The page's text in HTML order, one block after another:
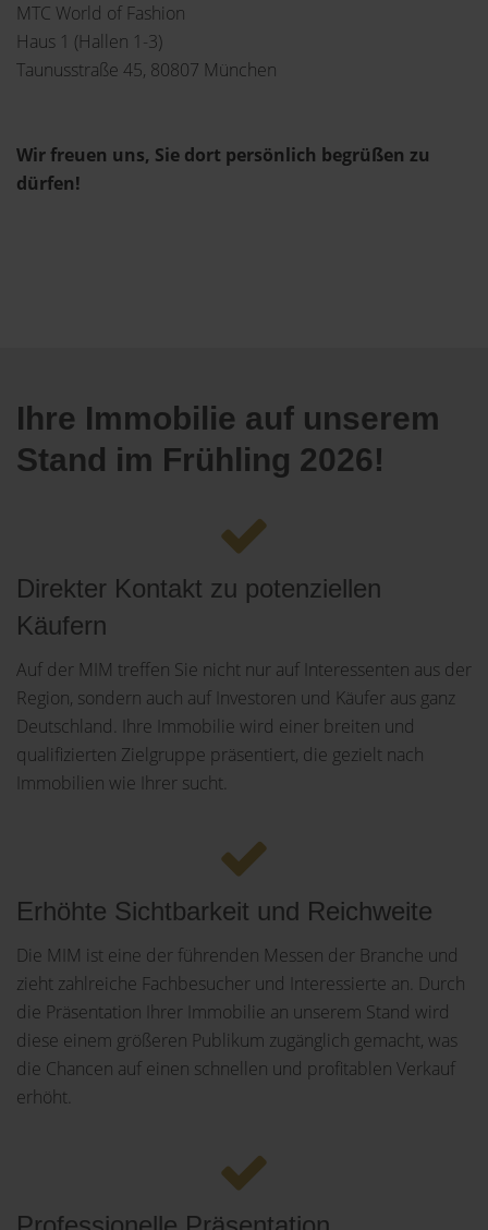
MTC World of Fashion
Haus 1 (Hallen 1-3)
Taunusstraße 45, 80807 München
Wir freuen uns, Sie dort persönlich begrüßen zu
dürfen!
Ihre Immobilie auf unserem
Stand im Frühling 2026!
Direkter Kontakt zu potenziellen
Käufern
Auf der MIM treffen Sie nicht nur auf Interessenten aus der
Region, sondern auch auf Investoren und Käufer aus ganz
Deutschland. Ihre Immobilie wird einer breiten und
qualifizierten Zielgruppe präsentiert, die gezielt nach
Immobilien wie Ihrer sucht.
Erhöhte Sichtbarkeit und Reichweite
Die MIM ist eine der führenden Messen der Branche und
zieht zahlreiche Fachbesucher und Interessierte an. Durch
die Präsentation Ihrer Immobilie an unserem Stand wird
diese einem größeren Publikum zugänglich gemacht, was
die Chancen auf einen schnellen und profitablen Verkauf
erhöht.